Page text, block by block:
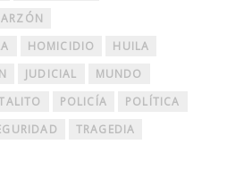
HOMICIDIO
HUILA
JUDICIAL
MUNDO
POLICÍA
POLÍTICA
TRAGEDIA